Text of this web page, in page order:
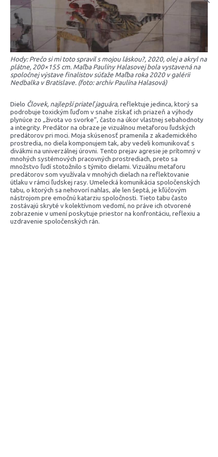
Hody: Prečo si mi toto spravil s mojou láskou?, 2020, olej a akryl na
plátne, 200×155 cm. Maľba Paulíny Halasovej bola vystavená na
spoločnej výstave finalistov súťaže Maľba roka 2020 v galérii
Nedbalka v Bratislave. (foto: archív Paulína Halasová)
Dielo Človek, najlepší priateľ jaguára, reflektuje jedinca, ktorý sa
podrobuje toxickým ľuďom v snahe získať ich priazeň a výhody
plynúce zo „života vo svorke“, často na úkor vlastnej sebahodnoty
a integrity. Predátor na obraze je vizuálnou metaforou ľudských
predátorov pri moci. Moja skúsenosť pramenila z akademického
prostredia, no diela komponujem tak, aby vedeli komunikovať s
divákmi na univerzálnej úrovni. Tento prejav agresie je prítomný v
mnohých systémových pracovných prostrediach, preto sa
množstvo ľudí stotožnilo s týmito dielami. Vizuálnu metaforu
predátorov som využívala v mnohých dielach na reflektovanie
útlaku v rámci ľudskej rasy. Umelecká komunikácia spoločenských
tabu, o ktorých sa nehovorí nahlas, ale len šeptá, je kľúčovým
nástrojom pre emočnú katarziu spoločnosti. Tieto tabu často
zostávajú skryté v kolektívnom vedomí, no práve ich otvorené
zobrazenie v umení poskytuje priestor na konfrontáciu, reflexiu a
uzdravenie spoločenských rán.